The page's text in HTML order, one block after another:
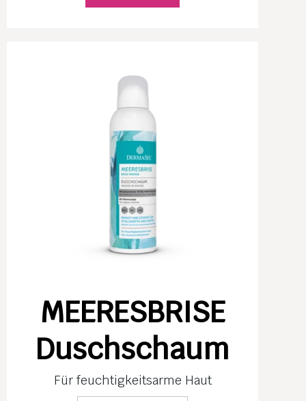
MEERESBRISE
Duschschaum
Für feuchtig­keits­arme Haut